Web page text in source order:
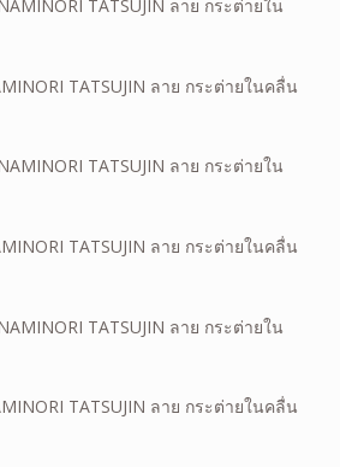
TATSUJIN ลาย กระต่ายในคลื่น
TATSUJIN ลาย กระต่ายในคลื่น
TATSUJIN ลาย กระต่ายในคลื่น